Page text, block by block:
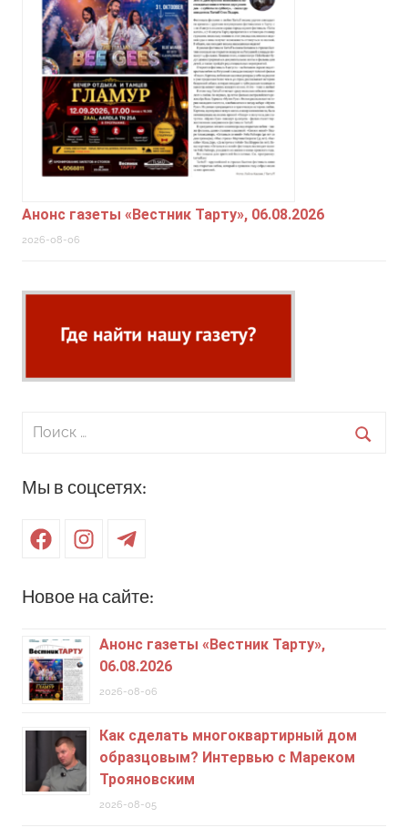
Анонс газеты «Вестник Тарту», 06.08.2026
2026-08-06
Поиск
Мы в соцсетях:
FacebookInstagramTelegram
Новое на сайте:
Анонс газеты «Вестник Тарту»,
06.08.2026
2026-08-06
Как сделать многоквартирный дом
образцовым? Интервью с Мареком
Трояновским
2026-08-05